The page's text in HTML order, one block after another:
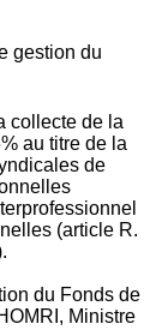
gestion du
collecte de la
au titre de la
de
(article R.
du Fonds de
Ministre